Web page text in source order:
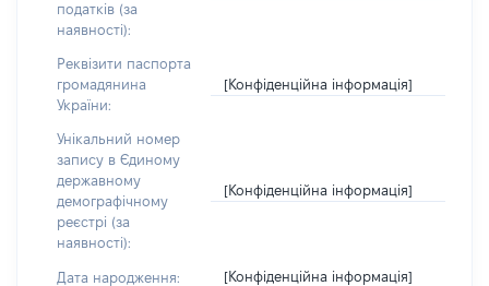
податків (за
наявності):
Реквізити паспорта
громадянина
України:
[Конфіденційна інформація]
Унікальний номер
запису в Єдиному
державному
демографічному
реєстрі (за
наявності):
[Конфіденційна інформація]
Дата народження: [Конфіденційна інформація]